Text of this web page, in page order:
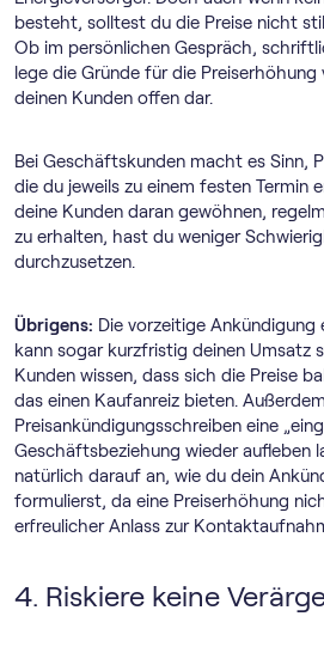
besteht, solltest du die Preise nicht
Ob im persönlichen Gespräch,
lege die Gründe für die
deinen Kunden offen dar.
Bei Geschäftskunden macht es Sinn,
die du jeweils zu einem festen Termin
deine Kunden daran gewöhnen,
zu erhalten, hast du weniger
durchzusetzen.
Übrigens: Die vorzeitige Ankündigung
kann sogar kurzfristig deinen Umsatz
Kunden wissen, dass sich die Preise
das einen Kaufanreiz bieten.
Preisankündigungsschreiben eine
Geschäftsbeziehung wieder aufleben
natürlich darauf an, wie du dein
formulierst, da eine Preiserhöhung
erfreulicher Anlass zur
4. Riskiere keine